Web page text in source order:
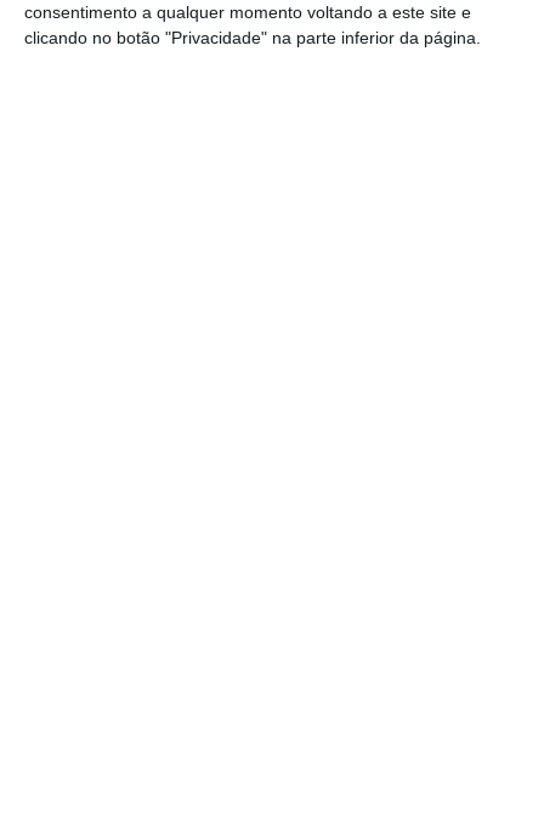
consentimento a qualquer momento voltando a este site e
clicando no botão "Privacidade" na parte inferior da página.
os sócios fundadores da empresa, estavam
ligados à Universidade do Minho onde eram